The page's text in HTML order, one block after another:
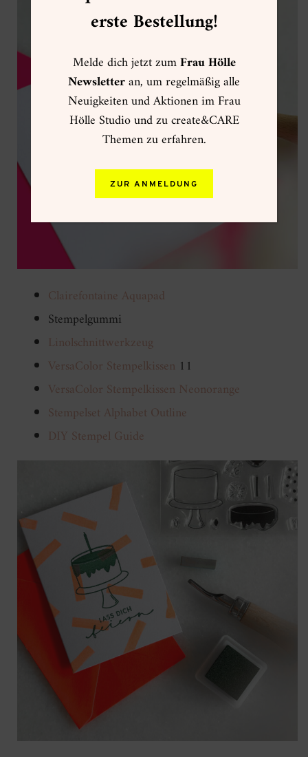
Clairefontaine Aquapad
Stempelgummi
Linolschnittwerkzeug
VersaColor Stempelkissen 11
VersaColor Stempelkissen Neonorange
Stempelset Alphabet Outline
DIY Stempel Guide
erste Bestellung!
Melde dich jetzt zumFrau Hölle
Newsletteran, um regelmäßig alle
Neuigkeiten und Aktionen im Frau
Hölle Studio und zu create&CARE
Themen zu erfahren.
ZUR ANMELDUNG